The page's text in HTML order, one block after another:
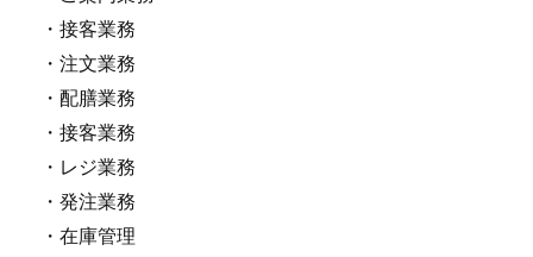
・接客業務
・注文業務
・配膳業務
・接客業務
・レジ業務
・発注業務
・在庫管理